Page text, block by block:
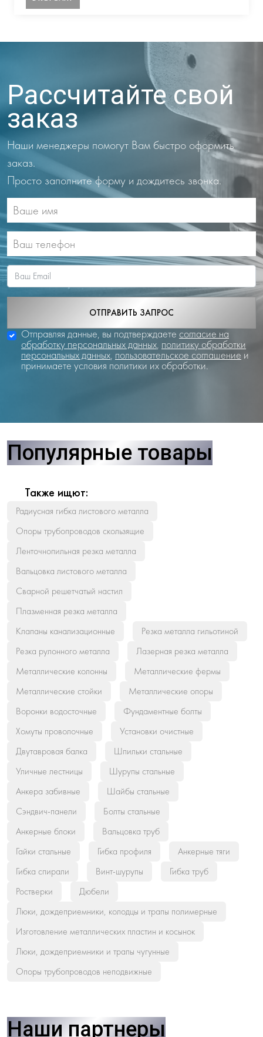
Рассчитайте свой
заказ
Наши менеджеры помогут Вам быстро оформить
заказ.
Просто заполните форму и дождитесь звонка.
ОТПРАВИТЬ ЗАПРОС
Отправляя данные, вы подтверждаете согласие на
обработку персональных данных, политику обработки
персональных данных, пользовательское соглашение и
принимаете условия политики их обработки.
Популярные товары
Также ищют:
Радиусная гибка листового металла
Опоры трубопроводов скользящие
Ленточнопильная резка металла
Вальцовка листового металла
Сварной решетчатый настил
Плазменная резка металла
Клапаны канализационные
Резка металла гильотиной
Резка рулонного металла
Лазерная резка металла
Металлические колонны
Металлические фермы
Металлические стойки
Металлические опоры
Воронки водосточные
Фундаментные болты
Хомуты проволочные
Установки очистные
Двутавровая балка
Шпильки стальные
Уличные лестницы
Шурупы стальные
Анкера забивные
Шайбы стальные
Сэндвич-панели
Болты стальные
Анкерные блоки
Вальцовка труб
Гайки стальные
Гибка профиля
Анкерные тяги
Гибка спирали
Винт-шурупы
Гибка труб
Ростверки
Дюбели
Люки, дождеприемники, колодцы и трапы полимерные
Изготовление металлических пластин и косынок
Люки, дождеприемники и трапы чугунные
Опоры трубопроводов неподвижные
Наши партнеры